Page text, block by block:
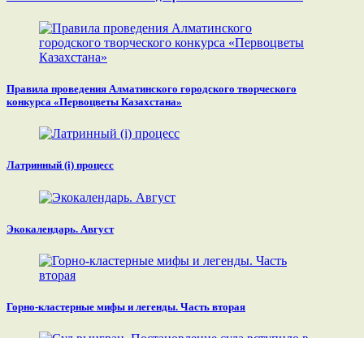
Правила проведения Алматинского городского творческого
конкурса «Первоцветы Казахстана»
Латринный (i) процесс
Экокалендарь. Август
Горно-кластерные мифы и легенды. Часть вторая